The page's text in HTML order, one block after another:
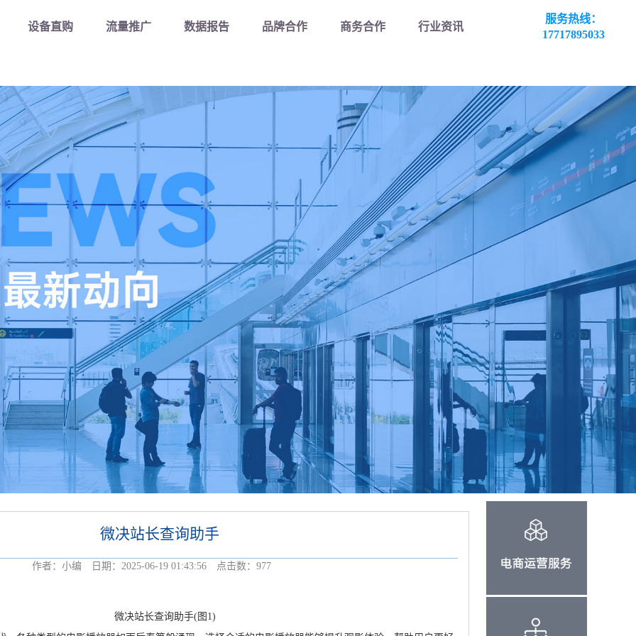
Kaiyun控股有限公司-二手工程机械交易平台/官方入口
设备直购 流量推广 数据报告 品牌合作 商务合作 行业资讯
服务热线：
17717895033
微决站长查询助手
作者：小编 日期：2025-06-19 01:43:56 点击数： 977